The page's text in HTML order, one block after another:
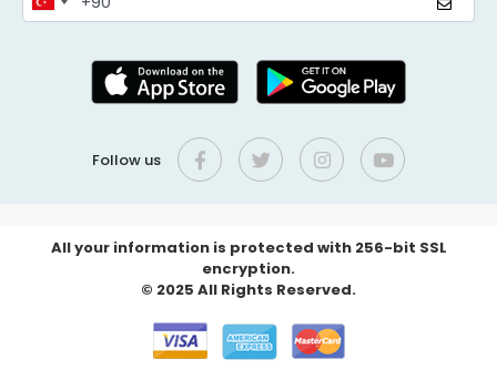
Follow us
All your information is protected with 256-bit SSL
encryption.
© 2025 All Rights Reserved.